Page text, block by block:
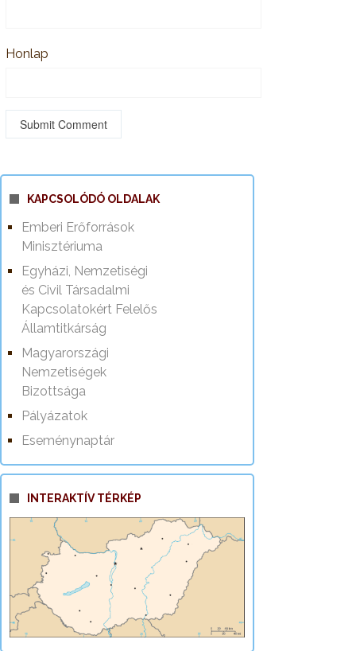
Honlap
KAPCSOLÓDÓ OLDALAK
Emberi Erőforrások
Minisztériuma
Egyházi, Nemzetiségi
és Civil Társadalmi
Kapcsolatokért Felelős
Államtitkárság
Magyarországi
Nemzetiségek
Bizottsága
Pályázatok
Eseménynaptár
INTERAKTÍV TÉRKÉP